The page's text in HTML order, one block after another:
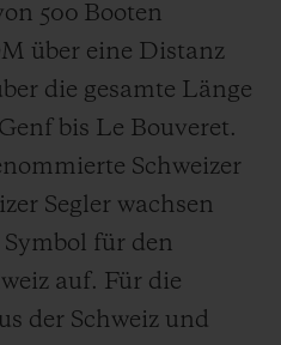
500 Booten
über eine Distanz
die gesamte Länge
bis Le Bouveret.
Schweizer
Segler wachsen
für den
auf. Für die
der Schweiz und